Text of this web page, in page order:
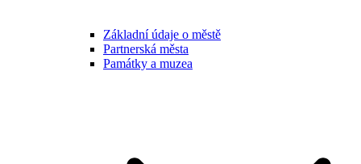
Základní údaje o městě
Partnerská města
Památky a muzea